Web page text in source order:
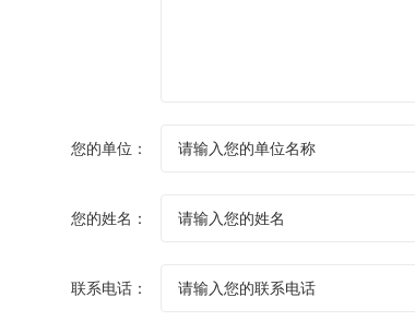
您的单位：
您的姓名：
联系电话：